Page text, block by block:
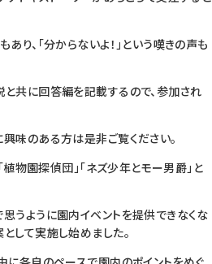
り、「分からないよ！」という嘆きの声も
共に回答編を記載するので、参加され
味のある方は是非ご覧ください。
植物園探偵団」「ネズ少年とモー男爵」と
うように園内イベントを提供できなくな
して実施し始めました。